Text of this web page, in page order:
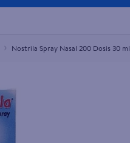
Nostrila Spray Nasal 200 Dosis 30 ml
MÁS BUSCADOS
mascarilla